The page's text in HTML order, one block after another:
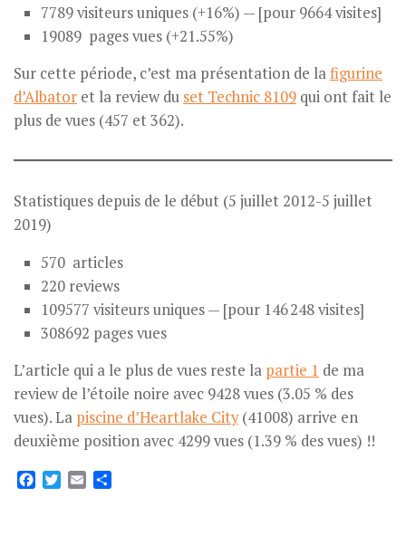
7789 visiteurs uniques (+16%) — [pour 9664 visites]
19089 pages vues (+21.55%)
Sur cette période, c’est ma présentation de lafigurine
d’Albator et la review du set Technic 8109 qui ont fait le
plus de vues (457 et 362).
Statistiques depuis de le début (5 juillet 2012-5 juillet
2019)
570 articles
220 reviews
109577 visiteurs uniques — [pour 146 248 visites]
308692 pages vues
L’article qui a le plus de vues reste la partie 1 de ma
review de l’étoile noire avec 9428 vues (3.05 % des
vues). La piscine d’Heartlake City(41008) arrive en
deuxième position avec 4299 vues (1.39 % des vues) !!
Facebook
Twitter
Email